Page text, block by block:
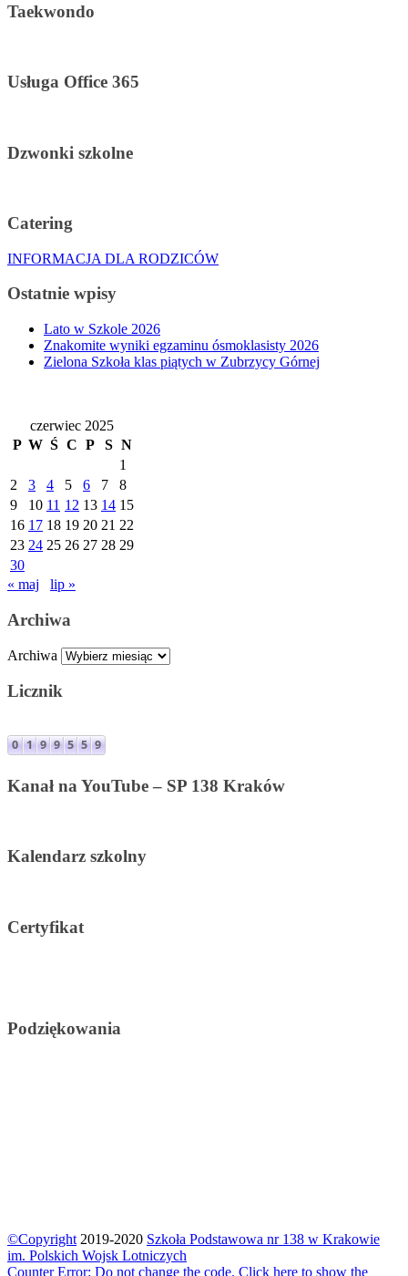
Taekwondo
Usługa Office 365
Dzwonki szkolne
Catering
INFORMACJA DLA RODZICÓW
Ostatnie wpisy
Lato w Szkole 2026
Znakomite wyniki egzaminu ósmoklasisty 2026
Zielona Szkoła klas piątych w Zubrzycy Górnej
czerwiec 2025
P W Ś C P S N
1
2
3 4 5 6 7
8
9
10 11 12 13 14 15
16 17 18 19 20 21 22
23 24 25 26 27 28 29
30
« maj
lip »
Archiwa
Archiwa
Licznik
Kanał na YouTube – SP 138 Kraków
Kalendarz szkolny
Certyfikat
Podziękowania
©Copyright 2019-2020 Szkoła Podstawowa nr 138 w Krakowie
im. Polskich Wojsk Lotniczych
Counter Error: Do not change the code. Click here to show the